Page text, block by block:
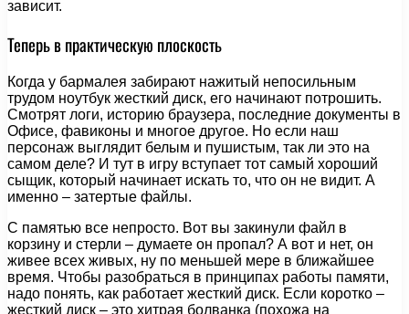
зависит.
Теперь в практическую плоскость
Когда у бармалея забирают нажитый непосильным
трудом ноутбук жесткий диск, его начинают потрошить.
Смотрят логи, историю браузера, последние документы в
Офисе, фавиконы и многое другое. Но если наш
персонаж выглядит белым и пушистым, так ли это на
самом деле? И тут в игру вступает тот самый хороший
сыщик, который начинает искать то, что он не видит. А
именно – затертые файлы.
С памятью все непросто. Вот вы закинули файл в
корзину и стерли – думаете он пропал? А вот и нет, он
живее всех живых, ну по меньшей мере в ближайшее
время. Чтобы разобраться в принципах работы памяти,
надо понять, как работает жесткий диск. Если коротко –
жесткий диск – это хитрая болванка (похожа на